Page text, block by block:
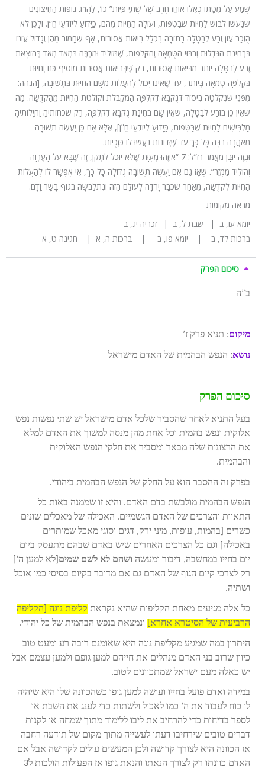
שְׁמַע עַל מִטָּתוֹ כְּאִלּוּ אוֹחֵז חֶרֶב שֶׁל שְׁתֵּי פִּיּוֹת” כו’, לַהֲרֹג גּוּפוֹת הַחִיצוֹנִים
שֶׁנַּעֲשֹוּ לְבוּשׁ לַחִיּוּת שֶׁבַּטִּפּוֹת, וְעוֹלָה הַחִיּוּת מֵהֶם, כַּיָּדוּעַ לְיוֹדְעֵי חֵ”ן. וְלָכֵן לֹא
הֻזְכַּר עֲוֹן זֶרַע לְבַטָּלָה בַּתּוֹרָה בִּכְלַל בִּיאוֹת אֲסוּרוֹת, אַף שֶׁחָמוּר מֵהֶן וְגָדוֹל עֲוֹנוֹ
בִּבְחִינַת הַגַּדְלוּת וְרִבּוּי הַטֻּמְאָה וְהַקְּלִפּוֹת, שֶׁמּוֹלִיד וּמַרְבֶּה בִּמְאֹד מְאֹד בְּהוֹצָאַת
זֶרַע לְבַטָּלָה יוֹתֵר מִבִּיאוֹת אֲסוּרוֹת, רַק שֶׁבְּבִיאוֹת אֲסוּרוֹת מוֹסִיף כֹּחַ וְחִיּוּת
בִּקְלִפָּה טְמֵאָה בְּיוֹתֵר, עַד שֶׁאֵינוֹ יָכוֹל לְהַעֲלוֹת מִשָּׁם הַחִיּוּת בִּתְשׁוּבָה, [הגהה:
מִפְּנֵי שֶׁנִּקְלְטָה בִּיסוֹד דְּנֻקְבָּא דִּקְלִפָּה הַמְּקַבֶּלֶת וְקוֹלֶטֶת הַחִיּוּת מֵהַקְּדֻשָּׁה. מַה
שֶּׁאֵין כֵּן בְּזֶרַע לְבַטָּלָה, שֶּׁאֵין שָׁם בְּחִינַת נֻקְבָּא דִּקְלִפָּה, רַק שֶׁכֹּחוֹתֶיהָ וַחֲיָלוֹתֶיהָ
מַלְבִּישִׁים לַחִיּוּת שֶׁבַּטִּפּוֹת, כַּיָּדוּעַ לְיוֹדְעֵי חֵ”ן], אֶלָּא אִם כֵּן יַעֲשֶׂה תְּשׁוּבָה
מֵאַהֲבָה רַבָּה כָּל כָּךְ עַד שֶׁזְּדוֹנוֹת נַעֲשֹוּ לוֹ כִּזְכֻיּוֹת.
וּבָזֶה יוּבָן מַאֲמַר רַזַ”ל: 7 “אֵיזֶהוּ מְעֻוָּת שֶׁלֹּא יוּכַל לִתְקֹן, זֶה שֶׁבָּא עַל הָעֶרְוָה
וְהוֹלִיד מַמְזֵר”. שֶׁאָז גַּם אִם יַעֲשֶׂה תְּשׁוּבָה גְּדוֹלָה כָּל כָּךְ, אִי אֶפְשָׁר לוֹ לְהַעֲלוֹת
הַחִיּוּת לִקְדֻשָּׁה, מֵאַחַר שֶׁכְּבָר יָרְדָה לָעוֹלָם הַזֶּה וְנִתְלַבְּשָׁה בְּגוּף בָּשָׂר וָדָם.
מראה מקומות
יומא עו, ב | שבת ל, ב | זכריה יג, ב
ברכות לד, ב | יומא פו, ב | ברכות ה, א | חגיגה ט, א
סיכום הפרק
ב”ה
מיקום: תניא פרק ז’
נושא: הנפש הבהמית של האדם מישראל
סיכום הפרק
בעל התניא לאחר שהסביר שלכל אדם מישראל יש שתי נפשות נפש
אלוקית ונפש בהמית וכל אחת מהן מנסה למשוך את האדם למלא
את הרצונות שלה מבאר ומסביר את חלקי הנפש האלוקית
והבהמית.
בפרק זה ההסבר הוא על החלק של הנפש הבהמית ביהודי.
הנפש הבהמית מולבשת בדם האדם. והיא זו שממנה באות כל
התאוות והצרכים של האדם הגשמיים. האכילה של מאכלים שונים
כשרים [בהמות, עופות, מיני ירק, דגים וסוגי מאכל שמותרים
באכילה] וגם כל הצרכים האחרים שיש באדם שבהם מתעסק ביום
יום בחייו במחשבה, דיבור ומעשה ושהם לא לשם שמים [לא למען ה’]
רק לצרכי קיום הגוף של האדם גם אם מדובר בקיום בסיסי כמו אוכל
ושתיה.
כל אלה מגיעים מאחת הקליפות שהיא נקראת קליפת נוגה [הקליפה
הרביעית של הסיטרא אחרא]
ונמצאת בנפש הבהמית של כל יהודי.
היתרון במה שמגיע מקליפת נוגה היא שאומנם רובה רע ומעט טוב
כיוון שרוב בני האדם מנהלים את חייהם למען גופם ולמען עצמם אבל
יש כאלה מעם ישראל שמתכוונים לטוב.
במידה ואדם פועל בחייו ועושה למען גופו כשהכוונה שלו היא שיהיה
לו כוח לעבוד את ה’ כמו לאכול ולשתות כדי לענג את השבת או
לספר בדיחות כדי להרחיב את ליבו ללימוד מתוך שמחה או לקנות
דברים טובים שירחיבו דעתו לעשייה מתוך מקום של תודעה רחבה
אז הכוונה היא לצורך קדושה ולכן המעשים עולים לקדושה אבל אם
האדם כוונתו רק לצורך הנאתו והנאת גופו אז הפעולות הולכות ל3